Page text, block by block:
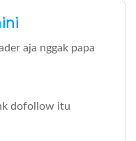
aja nggak papa
dofollow itu